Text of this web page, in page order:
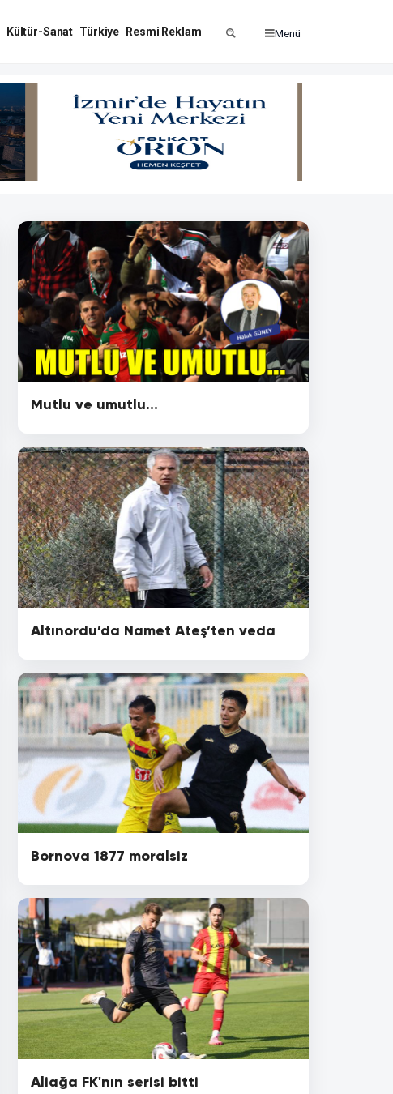
Kültür-Sanat Türkiye Resmi Reklam Menü
Mutlu ve umutlu...
Altınordu’da Namet Ateş’ten veda
Bornova 1877 moralsiz
Aliağa FK'nın serisi bitti